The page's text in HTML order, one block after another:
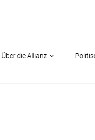
Über die Allianz